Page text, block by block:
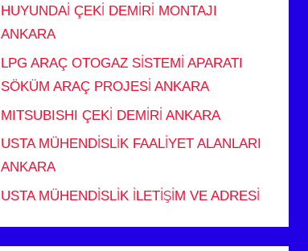
HUYUNDAİ ÇEKİ DEMİRİ MONTAJI
ANKARA
LPG ARAÇ OTOGAZ SİSTEMİ APARATI
SÖKÜM ARAÇ PROJESİ ANKARA
MITSUBISHI ÇEKİ DEMİRİ ANKARA
USTA MÜHENDİSLİK FAALİYET ALANLARI
ANKARA
USTA MÜHENDİSLİK İLETİŞİM VE ADRESİ